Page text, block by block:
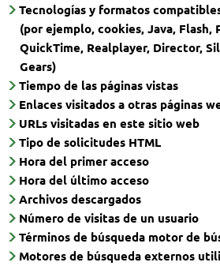
Tecnologías y formatos
(por ejemplo, cookies, Java, Flash,
QuickTime, Realplayer, Director,
Gears)
Tiempo de las páginas vistas
Enlaces visitados a otras páginas
URLs visitadas en este sitio web
Tipo de solicitudes HTML
Hora del primer acceso
Hora del último acceso
Archivos descargados
Número de visitas de un usuario
Términos de búsqueda motor de
Motores de búsqueda externos